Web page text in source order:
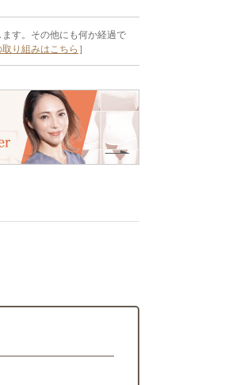
す。その他にも何か経過で
り組みはこちら ］